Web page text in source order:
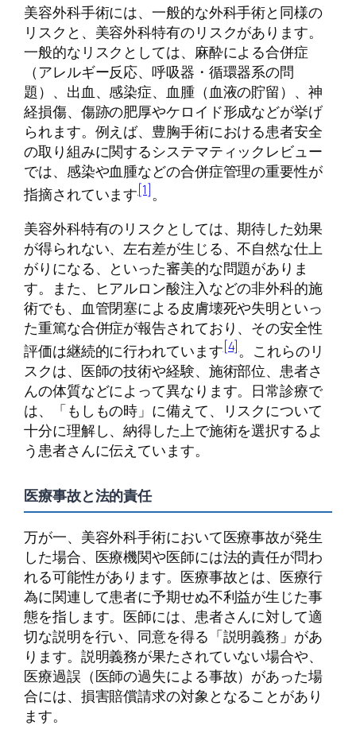
美容外科手術には、一般的な外科手術と同様の
リスクと、美容外科特有のリスクがあります。
一般的なリスクとしては、麻酔による合併症
（アレルギー反応、呼吸器・循環器系の問
題）、出血、感染症、血腫（血液の貯留）、神
経損傷、傷跡の肥厚やケロイド形成などが挙げ
られます。例えば、豊胸手術における患者安全
の取り組みに関するシステマティックレビュー
では、感染や血腫などの合併症管理の重要性が
指摘されています[1]。
美容外科特有のリスクとしては、期待した効果
が得られない、左右差が生じる、不自然な仕上
がりになる、といった審美的な問題がありま
す。また、ヒアルロン酸注入などの非外科的施
術でも、血管閉塞による皮膚壊死や失明といっ
た重篤な合併症が報告されており、その安全性
評価は継続的に行われています[4]。これらのリ
スクは、医師の技術や経験、施術部位、患者さ
んの体質などによって異なります。日常診療で
は、「もしもの時」に備えて、リスクについて
十分に理解し、納得した上で施術を選択するよ
う患者さんに伝えています。
医療事故と法的責任
万が一、美容外科手術において医療事故が発生
した場合、医療機関や医師には法的責任が問わ
れる可能性があります。医療事故とは、医療行
為に関連して患者に予期せぬ不利益が生じた事
態を指します。医師には、患者さんに対して適
切な説明を行い、同意を得る「説明義務」があ
ります。説明義務が果たされていない場合や、
医療過誤（医師の過失による事故）があった場
合には、損害賠償請求の対象となることがあり
ます。